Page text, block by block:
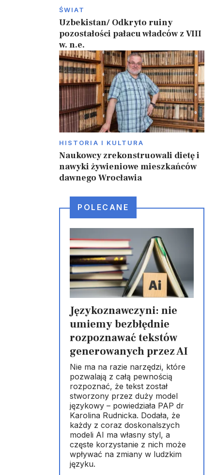
ŚWIAT
Uzbekistan/ Odkryto ruiny
pozostałości pałacu władców z VIII
w. n.e.
HISTORIA I KULTURA
Naukowcy zrekonstruowali dietę i
nawyki żywieniowe mieszkańców
dawnego Wrocławia
POLECANE
Językoznawczyni: nie
umiemy bezbłędnie
rozpoznawać tekstów
generowanych przez AI
Nie ma na razie narzędzi, które
pozwalają z całą pewnością
rozpoznać, że tekst został
stworzony przez duży model
językowy – powiedziała PAP dr
Karolina Rudnicka. Dodała, że
każdy z coraz doskonalszych
modeli AI ma własny styl, a
częste korzystanie z nich może
wpływać na zmiany w ludzkim
języku.